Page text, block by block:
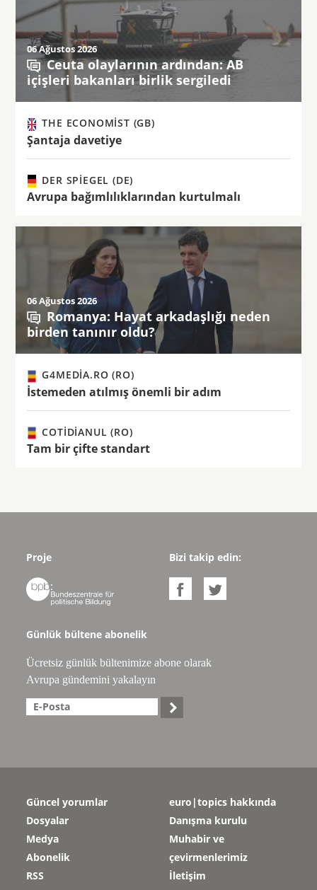
06 Ağustos 2026
Ceuta olaylarının ardından: AB
içişleri bakanları birlik sergiledi
THE ECONOMIST (GB)
Şantaja davetiye
DER SPIEGEL (DE)
Avrupa bağımlılıklarından kurtulmalı
06 Ağustos 2026
Romanya: Hayat arkadaşlığı neden
birden tanınır oldu?
G4MEDIA.RO (RO)
İstemeden atılmış önemli bir adım
COTIDIANUL (RO)
Tam bir çifte standart
Proje

Bizi takip edin:
 
Günlük bültene abonelik
Ücretsiz günlük bültenimize abone olarak
Avrupa gündemini yakalayın

Güncel yorumlar
Dosyalar
Medya
Abonelik
RSS
euro|topics hakkında
Danışma kurulu
Muhabir ve
çevirmenlerimiz
İletişim